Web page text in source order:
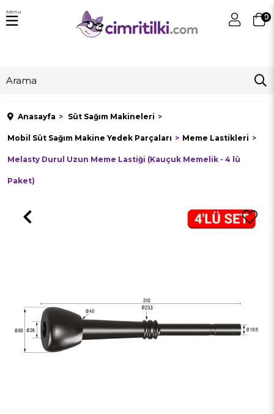
0
Menu
Anasayfa Süt Sağım Makineleri
Mobil Süt Sağım Makine Yedek Parçaları Meme Lastikleri
Melasty Durul Uzun Meme Lastiği (Kauçuk Memelik - 4 lü
Paket)